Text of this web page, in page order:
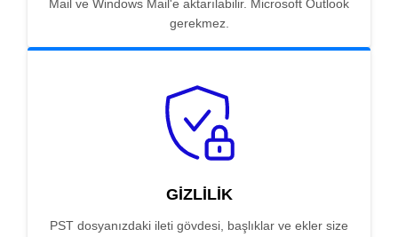
Mail ve Windows Mail'e aktarılabilir. Microsoft Outlook
gerekmez.
GIZLILIK
PST dosyanızdaki ileti gövdesi, başlıklar ve ekler size